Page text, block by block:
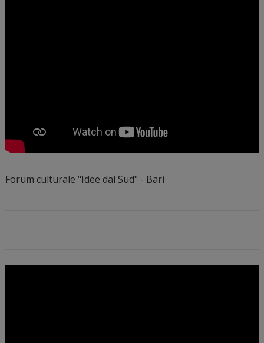
Forum culturale "Idee dal Sud" - Bari